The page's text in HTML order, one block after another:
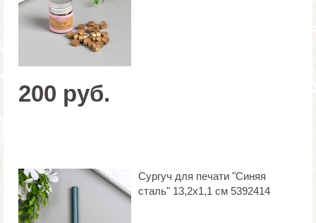
200 руб.
Сургуч для печати "Синяя
сталь" 13,2х1,1 см 5392414